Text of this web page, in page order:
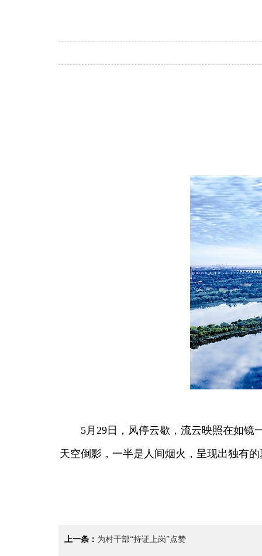
5月29日，风停云歇，流云映照在如镜
天空倒影，一半是人间烟火，呈现出独有
上一条： 为村干部“持证上岗”点赞